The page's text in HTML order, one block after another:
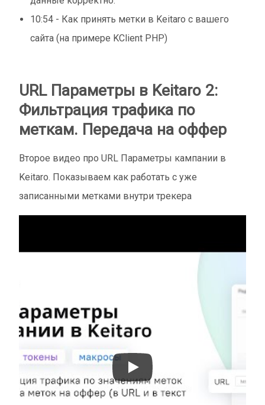
10:54 - Как принять метки в Keitaro с вашего
сайта (на примере KClient PHP)
URL Параметры в Keitaro 2:
Фильтрация трафика по
меткам. Передача на оффер
Второе видео про URL Параметры кампании в
Keitaro. Показываем как работать с уже
записанными метками внутри трекера